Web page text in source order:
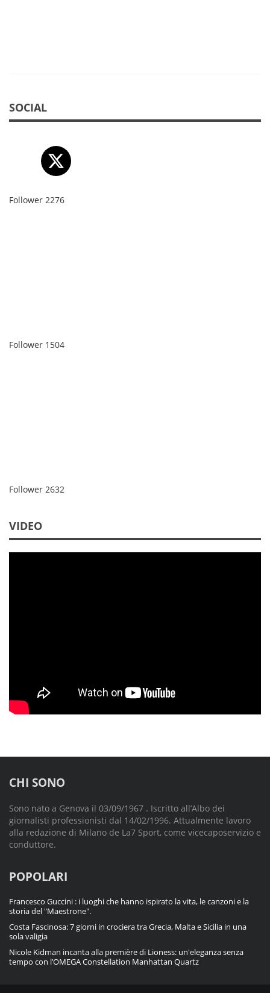
SOCIAL
Follower 2276
Follower 1504
Follower 2632
VIDEO
CHI SONO
Sono nato a Genova il 03/09/1967 . Iscritto all’Albo dei
giornalisti professionisti dal 14/02/1996. Attualmente lavoro
alla redazione di Milano de La7 Sport, come vicecaposervizio e
conduttore.
POPOLARI
Francesco Guccini : i luoghi che hanno ispirato la vita, le canzoni e la
storia del "Maestrone".
Costa Fascinosa: 7 giorni in crociera tra Grecia, Malta e Sicilia in una
sola valigia
Nicole Kidman incanta alla première di Lioness: un'eleganza senza
tempo con l’OMEGA Constellation Manhattan Quartz